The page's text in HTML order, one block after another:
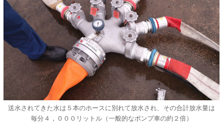
送水されてきた水は５本のホースに別れて放水され、その合計放水量は
毎分４，０００リットル（一般的なポンプ車の約２倍）